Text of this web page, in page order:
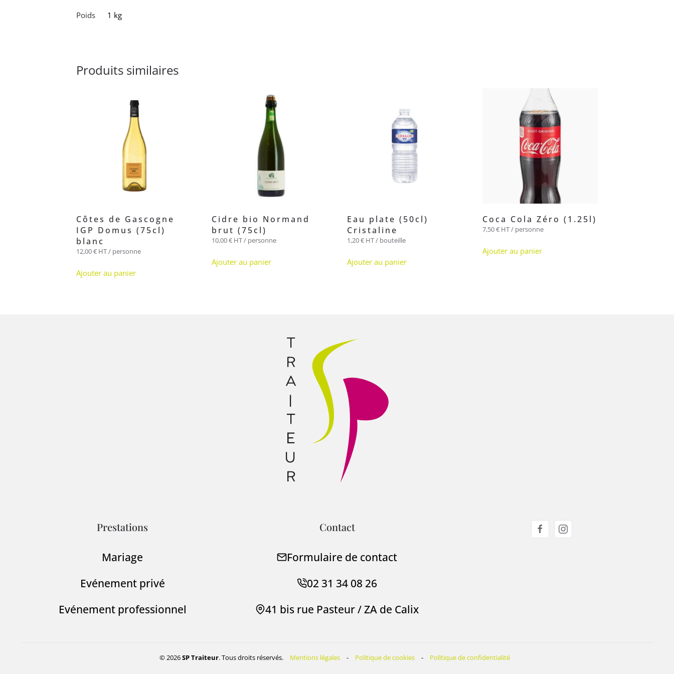
Poids 1 kg
Produits similaires
Côtes de Gascogne
IGP Domus (75cl)
blanc
12,00€ HT / personne
Ajouter au panier
Cidre bio Normand
brut (75cl)
10,00€ HT / personne
Ajouter au panier
Eau plate (50cl)
Cristaline
1,20€ HT / bouteille
Ajouter au panier
Coca Cola Zéro (1.25l)
7,50€ HT / personne
Ajouter au panier
Prestations
Mariage
Evénement privé
Evénement professionnel
Contact
Formulaire de contact
02 31 34 08 26
41 bis rue Pasteur / ZA de Calix
© 2026SP Traiteur. Tous droits réservés. Mentions légales - Politique de cookies - Politique de confidentialité